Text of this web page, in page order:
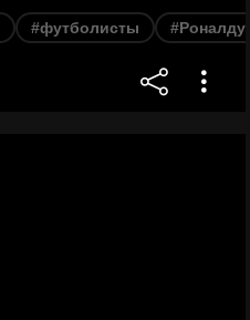
#футболисты #Роналду